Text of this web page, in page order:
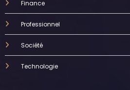
Finance
Professionnel
Société
Technologie